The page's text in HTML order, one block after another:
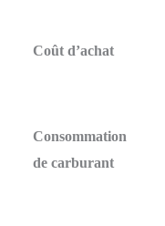
Coût d’achat
Consommation
de carburant